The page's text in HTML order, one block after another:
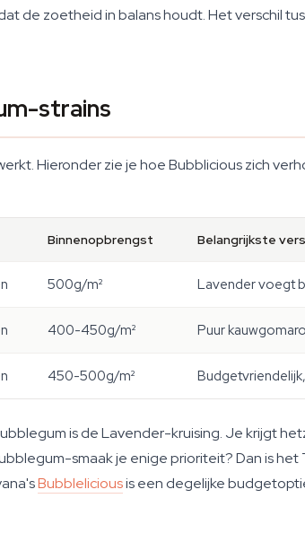
de zoetheid in balans houdt. Het verschil
strains
Hieronder zie je hoe Bubblicious zich
Binnenopbrengst Belangrijkste
500g/m² Lavender voegt
400-450g/m² Puur
450-500g/m²
is de Lavender-kruising. Je krijgt
smaak je enige prioriteit? Dan is
Bubbleliciousis een degelijke